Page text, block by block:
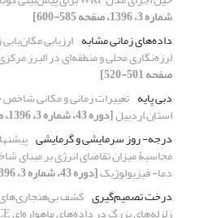
شماره 3، 1396، صفحه 585-600]
داده‌های زمانی مشابه ارزیابی
لرزه‌نگاری محلی و منطقه‌ای در البرز
صفحه 501-520]
دبی پایه تغییرات زمانی و مکانی شاخص
استان اردبیل[دوره 43، شماره 3، 1396، صفحه 623-634]
درجه- روز سرمایشی و گرمایشی
محاسبۀ میزان تقاضای انرژی بر مبنای
دما- فیزیولوژیک[دوره 43، شماره 3، 1396، صفحه 601-621]
درخت تصمیم‌گیری کشف بی‌هنجاری‌های